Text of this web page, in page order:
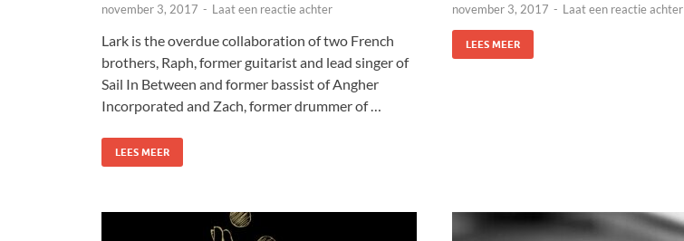
november 3, 2017 - Laat een reactie achter
Lark is the overdue collaboration of two French
brothers, Raph, former guitarist and lead singer of
Sail In Between and former bassist of Angher
Incorporated and Zach, former drummer of …
LEES MEER
november 3, 2017 - Laat een reactie achter
LEES MEER